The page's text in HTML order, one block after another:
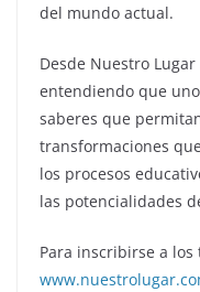
del mundo actual.
Desde Nuestro
entendiendo que
saberes que
transformaciones
los procesos
las potencialidades
Para inscribirse a